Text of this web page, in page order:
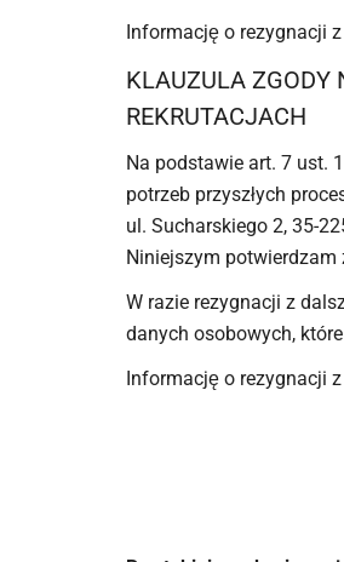
Informację o rezygnacji
KLAUZULA ZGODY
REKRUTACJACH
Na podstawie art. 7 ust.
potrzeb przyszłych
ul. Sucharskiego 2, 35-
Niniejszym
W razie rezygnacji z
danych osobowych,
Informację o rezygnacji